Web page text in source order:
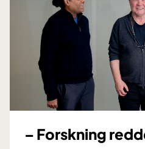
a
s
e
t
b
e
a
v
e
v
g
o
d
i
– Forskning